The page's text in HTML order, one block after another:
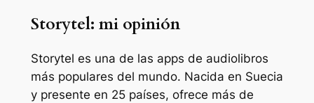
Storytel: mi opinión
Storytel es una de las apps de audiolibros
más populares del mundo. Nacida en Suecia
y presente en 25 países, ofrece más de